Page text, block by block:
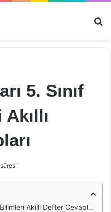
5. Sınıf
Cevapları: Öğrenciler için Bir Rehber